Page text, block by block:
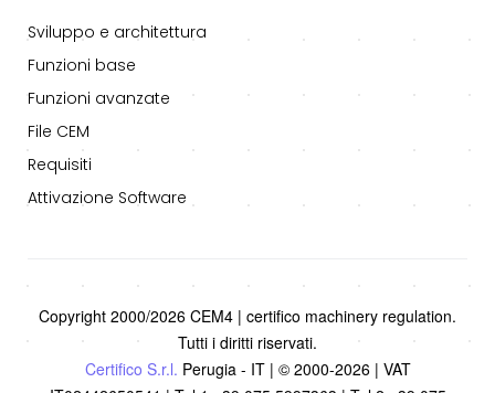
Sviluppo e architettura
Funzioni base
Funzioni avanzate
File CEM
Requisiti
Attivazione Software
Copyright 2000/2026 CEM4 | certifico machinery regulation.
Tutti i diritti riservati.
Certifico S.r.l. Perugia - IT | © 2000-2026 | VAT